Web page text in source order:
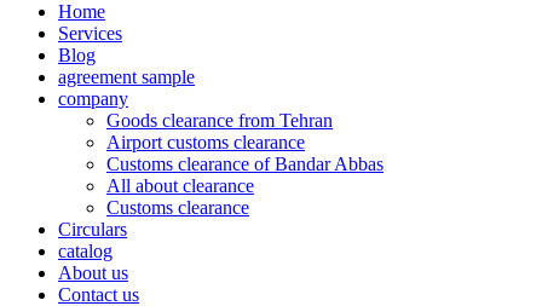
Home
Services
Blog
agreement sample
company
Goods clearance from Tehran
Airport customs clearance
Customs clearance of Bandar Abbas
All about clearance
Customs clearance
Circulars
catalog
About us
Contact us